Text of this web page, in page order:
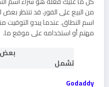
من البيع على الفور، قد تنتظر
اسم النطاق. عندما يبدو التوقيت
مهتم أو استخدامه على موقع ما.
بعض الأماكن
تشمل
Godaddy